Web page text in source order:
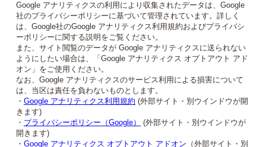
Google アナリティクスの利用により収集されたデータは、Google
社のプライバシーポリシーに基づいて管理されています。詳しく
は、Google社のGoogle アナリティクス利用規約およびプライバシ
ーポリシーに関する説明をご覧ください。
また、サイト閲覧のデータが Google アナリティクスに送られない
ようにしたい場合は、「Google アナリティクス オプトアウト アド
オン」をご使用ください。
なお、Google アナリティクスのサービス利用による損害について
は、当区は責任を負わないものとします。
・ Google アナリティクス利用規約 (外部サイト・別ウインドウが開
きます)
・ プライバシーポリシー（Google）
(外部サイト・別ウインドウが
開きます)
・ Google アナリティクス オプトアウト アドオン （外部サイト・別